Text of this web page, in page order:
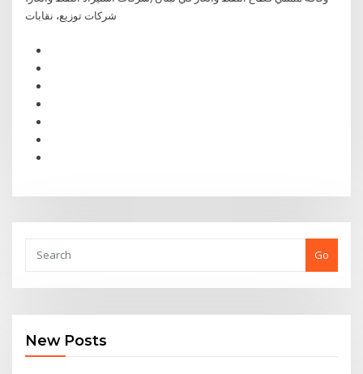
شركات توزيع، نقابات
Go
New Posts